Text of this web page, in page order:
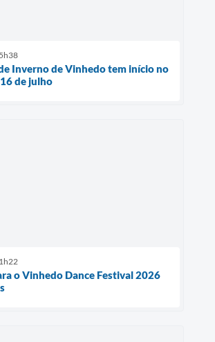
Inverno de Vinhedo tem início no
de julho
o Vinhedo Dance Festival 2026